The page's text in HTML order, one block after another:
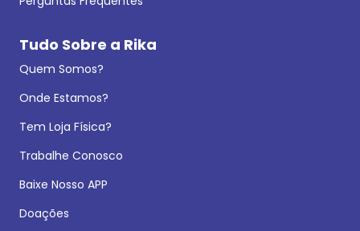
Tudo Sobre a Rika
Quem Somos?
Onde Estamos?
Tem Loja Física?
Trabalhe Conosco
Baixe Nosso APP
Doações